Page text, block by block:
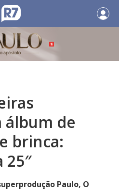
de
brinca:
25″
Paulo, O